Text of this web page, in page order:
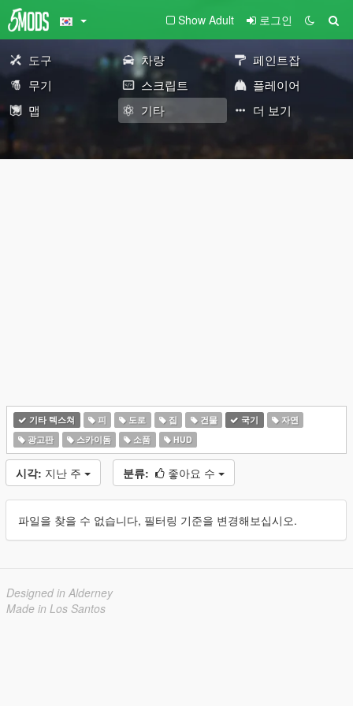
Show Adult 로그인
도구 차량
페인트잡
무기
스크립트
플레이어
맵
기타 더 보기
기타 텍스쳐 피 도로 집 건물 국기
자연
광고판
스카이돔 소품 HUD
시각: 지난 주 분류: 좋아요 수
파일을 찾을 수 없습니다, 필터링 기준을 변경해보십시오.
Designed in Alderney
Made in Los Santos